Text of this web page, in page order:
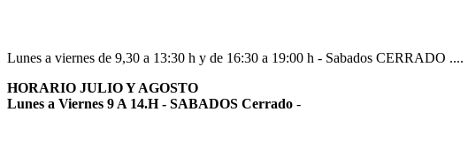
Lunes a viernes de 9,30 a 13:30 h y de 16:30 a 19:00 h - Sabados CERRADO ....
HORARIO JULIO Y AGOSTO
Lunes a Viernes 9 A 14.H - SABADOS Cerrado -